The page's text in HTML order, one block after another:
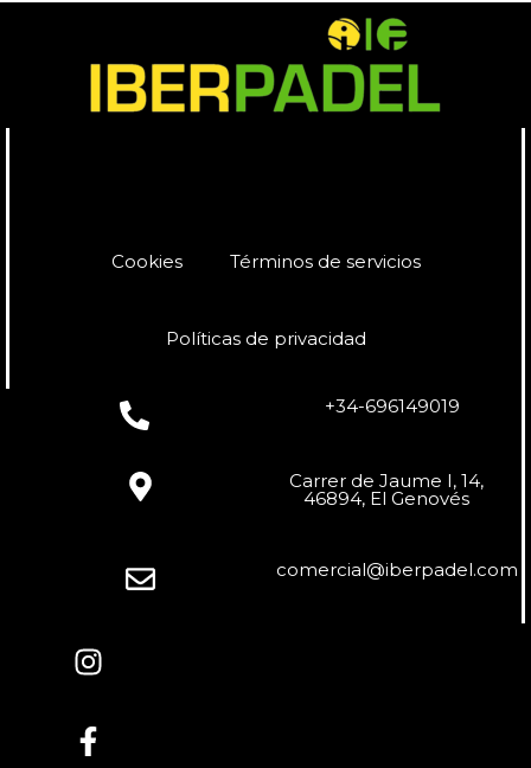
Cookies Términos de servicios
Políticas de privacidad
+34-696149019
Carrer de Jaume I, 14,
46894, El Genovés
comercial@iberpadel.com